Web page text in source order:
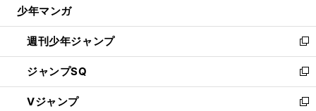
開
く
少年マンガ
週刊少年ジャンプ
新
し
い
ウ
ィ
ジャンプSQ
新
し
い
Vジャンプ
新